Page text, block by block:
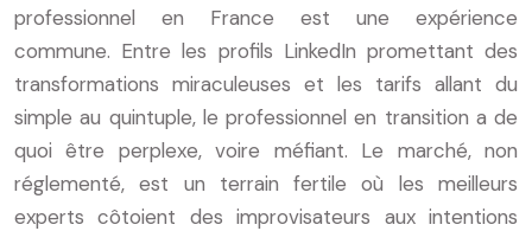
professionnel en France est une expérience
commune. Entre les profils LinkedIn promettant des
transformations miraculeuses et les tarifs allant du
simple au quintuple, le professionnel en transition a de
quoi être perplexe, voire méfiant. Le marché, non
réglementé, est un terrain fertile où les meilleurs
experts côtoient des improvisateurs aux intentions